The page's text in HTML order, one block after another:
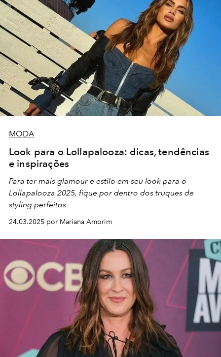
MODA
Look para o Lollapalooza: dicas, tendências
e inspirações
Para ter mais glamour e estilo em seu look para o
Lollapalooza 2025, fique por dentro dos truques de
styling perfeitos
24.03.2025 por Mariana Amorim